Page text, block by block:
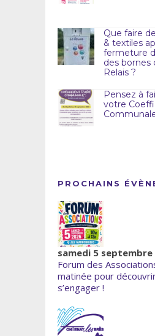
Que faire
& textiles
fermeture
des bornes
Relais ?
Pensez à
votre
PROCHAINS
samedi 5 septembre
Forum des
matinée pour
s’engager !